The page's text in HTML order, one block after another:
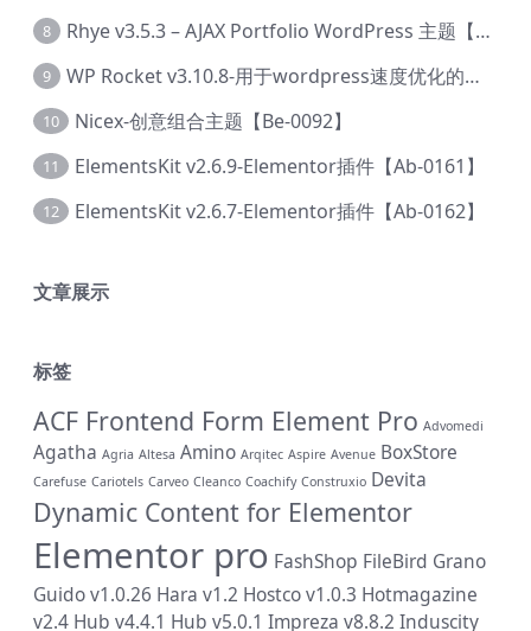
8 Rhye v3.5.3 – AJAX Portfolio WordPress 主题【Bi-0049】
9 WP Rocket v3.10.8-用于wordpress速度优化的缓存加速插件【Cd-0019】
10 Nicex-创意组合主题【Be-0092】
11 ElementsKit v2.6.9-Elementor插件【Ab-0161】
12 ElementsKit v2.6.7-Elementor插件【Ab-0162】
文章展示
标签
ACF Frontend Form Element Pro Advomedi
Agatha Agria Altesa Amino Arqitec Aspire Avenue BoxStore
Carefuse Cariotels Carveo Cleanco Coachify Construxio Devita
Dynamic Content for Elementor
Elementor pro FashShop FileBird Grano
Guido v1.0.26 Hara v1.2 Hostco v1.0.3 Hotmagazine
v2.4 Hub v4.4.1 Hub v5.0.1 Impreza v8.8.2 Induscity